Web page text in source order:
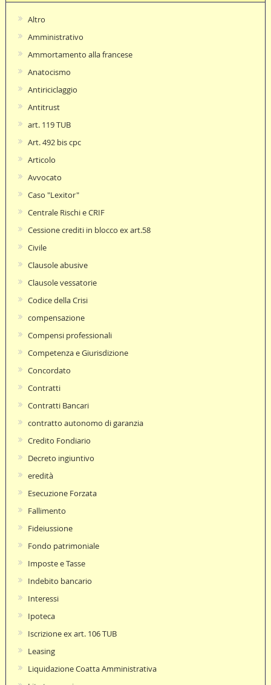
Altro
Amministrativo
Ammortamento alla francese
Anatocismo
Antiriciclaggio
Antitrust
art. 119 TUB
Art. 492 bis cpc
Articolo
Avvocato
Caso "Lexitor"
Centrale Rischi e CRIF
Cessione crediti in blocco ex art.58
Civile
Clausole abusive
Clausole vessatorie
Codice della Crisi
compensazione
Compensi professionali
Competenza e Giurisdizione
Concordato
Contratti
Contratti Bancari
contratto autonomo di garanzia
Credito Fondiario
Decreto ingiuntivo
eredità
Esecuzione Forzata
Fallimento
Fideiussione
Fondo patrimoniale
Imposte e Tasse
Indebito bancario
Interessi
Ipoteca
Iscrizione ex art. 106 TUB
Leasing
Liquidazione Coatta Amministrativa